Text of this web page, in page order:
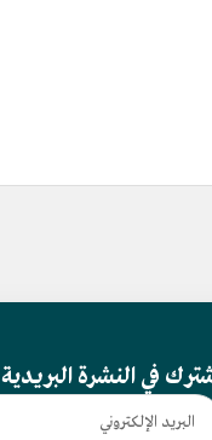
في النشرة البريدية